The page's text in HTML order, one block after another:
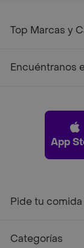
Top Marcas y
Encuéntranos
App
Pide tu
Categorías